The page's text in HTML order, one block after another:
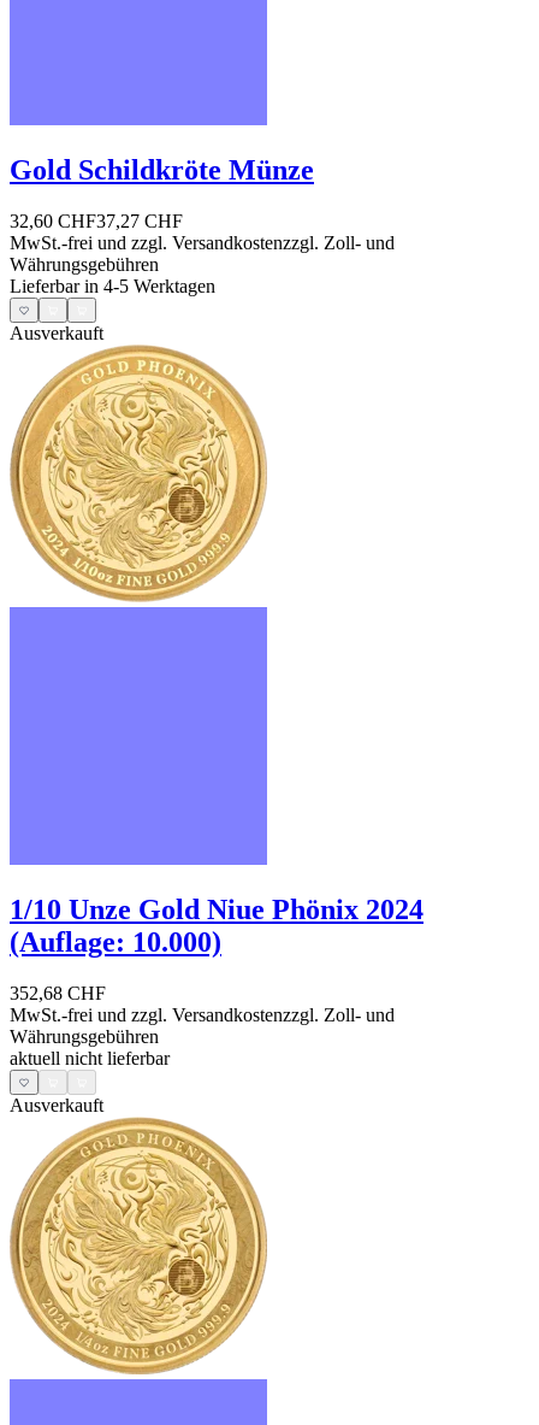
Gold Schildkröte Münze
32,60 CHF37,27 CHF
MwSt.-frei und zzgl. Versandkostenzzgl. Zoll- und
Währungsgebühren
Lieferbar in 4-5 Werktagen
Ausverkauft
1/10 Unze Gold Niue Phönix 2024
(Auflage: 10.000)
352,68 CHF
MwSt.-frei und zzgl. Versandkostenzzgl. Zoll- und
Währungsgebühren
aktuell nicht lieferbar
Ausverkauft